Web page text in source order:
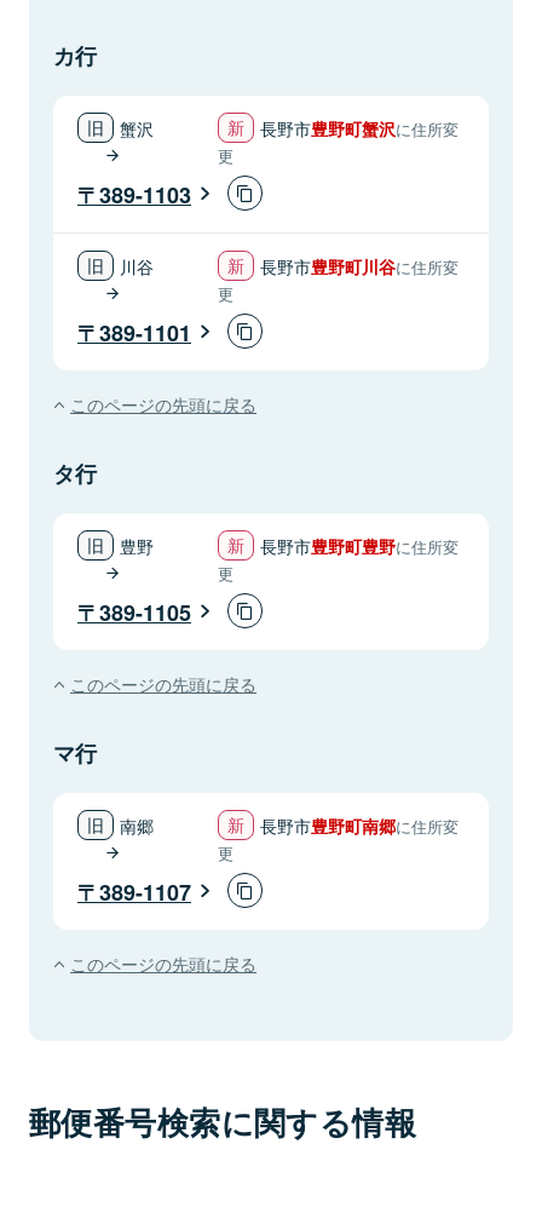
カ行
蟹沢 長野市豊野町蟹沢に住所変
更
389-1103
川谷 長野市豊野町川谷に住所変
更
389-1101
このページの先頭に戻る
タ行
豊野 長野市豊野町豊野に住所変
更
389-1105
このページの先頭に戻る
マ行
南郷 長野市豊野町南郷に住所変
更
389-1107
このページの先頭に戻る
郵便番号検索に関する情報